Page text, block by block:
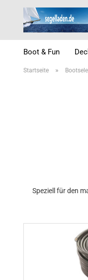
Boot & Fun
Startseite »
Speziell für den